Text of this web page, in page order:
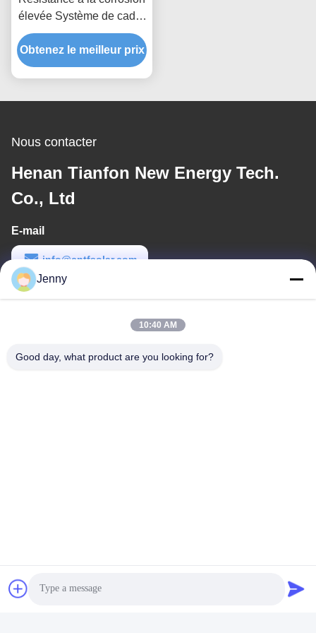
élevée Système de cadre
d'énergie renouvelable
Solutions personnalisées
pour des structures de
solaires durables
Obtenez le meilleur prix
Nous contacter
Henan Tianfon New Energy Tech.
Co., Ltd
E-mail
info@cntfsolar.com
Temps de travail
Politique de confidentialité
Jenny
10:40 AM
Good day, what product are you looking for?